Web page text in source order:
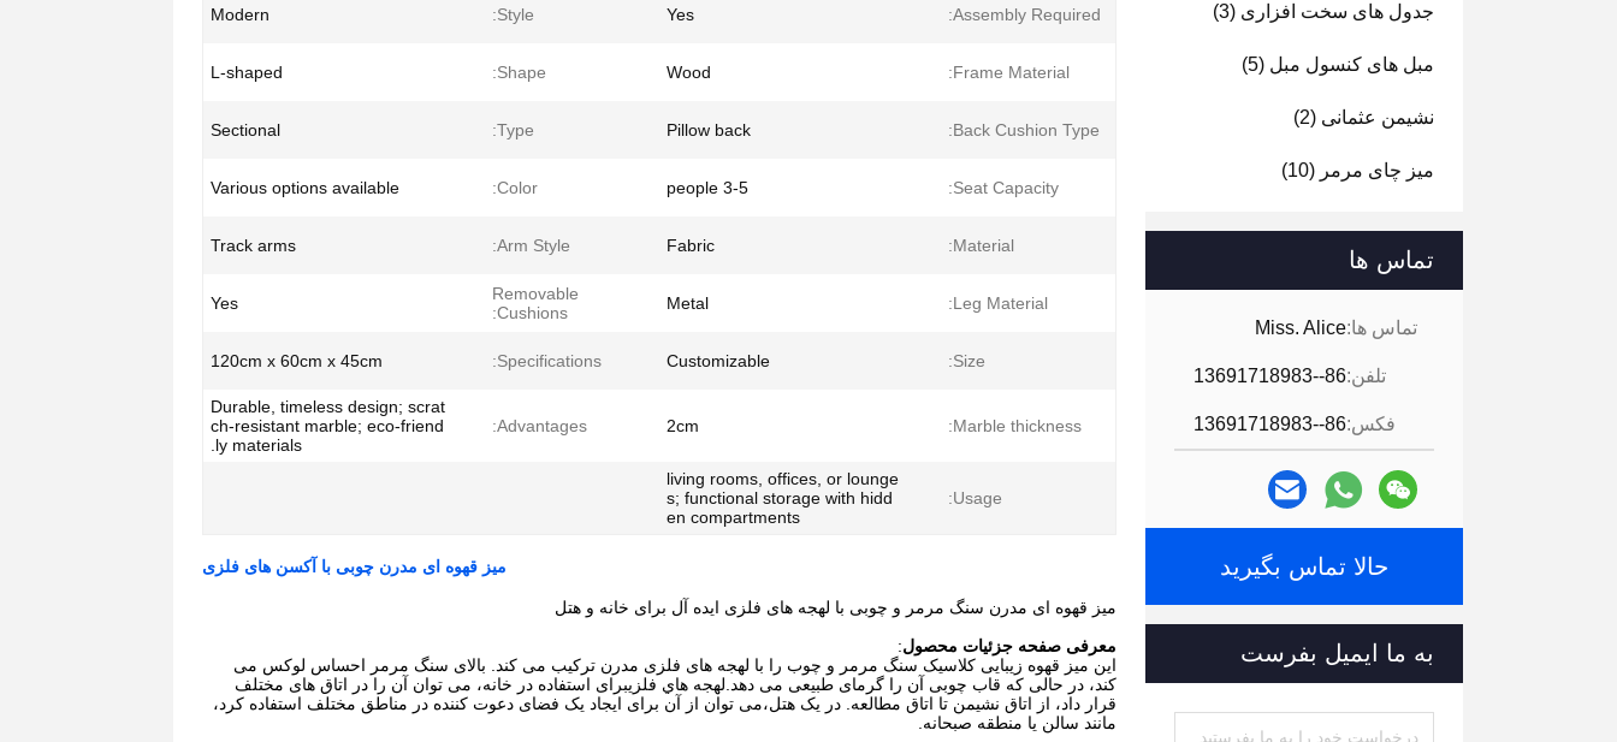
جدول های سخت افزاری (3)
مبل های کنسول مبل (5)
نشیمن عثمانی (2)
میز چای مرمر (10)
تماس ها
تماس ها:Miss. Alice
تلفن:86--13691718983
فکس:86--13691718983
حالا تماس بگیرید
به ما ایمیل بفرست
Assembly Required:
Yes
Style:
Modern
Frame Material:
Wood
Shape:
L-shaped
Back Cushion Type:
Pillow back
Type:
Sectional
Seat Capacity:
3-5 people
Color:
Various options available
Material:
Fabric
Arm Style:
Track arms
Leg Material:
Metal
Removable
Cushions:
Yes
Size:
Customizable
Specifications:
120cm x 60cm x 45cm
Marble thickness:
2cm
Advantages:
Durable, timeless design; scrat
ch-resistant marble; eco-friend
ly materials.
Usage:
living rooms, offices, or lounge
s; functional storage with hidd
en compartments
میز قهوه ای مدرن چوبی با آکسن های فلزی
میز قهوه ای مدرن سنگ مرمر و چوبی با لهجه های فلزی ایده آل برای خانه و هتل
معرفی صفحه جزئیات محصول:
این میز قهوه زیبایی کلاسیک سنگ مرمر و چوب را با لهجه های فلزی مدرن ترکیب می کند. بالای سنگ مرمر احساس لوکس می
کند، در حالی که قاب چوبی آن را گرمای طبیعی می دهد.لهجه هاي فلزيبرای استفاده در خانه، می توان آن را در اتاق های مختلف
قرار داد، از اتاق نشیمن تا اتاق مطالعه. در یک هتل،می توان از آن برای ایجاد یک فضای دعوت کننده در مناطق مختلف استفاده کرد،
مانند سالن یا منطقه صبحانه.